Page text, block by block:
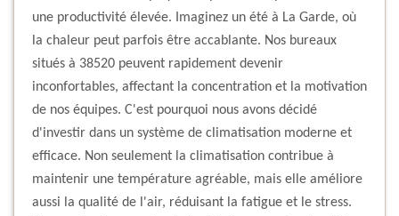
une productivité élevée. Imaginez un été à La Garde, où
la chaleur peut parfois être accablante. Nos bureaux
situés à 38520 peuvent rapidement devenir
inconfortables, affectant la concentration et la motivation
de nos équipes. C'est pourquoi nous avons décidé
d'investir dans un système de climatisation moderne et
efficace. Non seulement la climatisation contribue à
maintenir une température agréable, mais elle améliore
aussi la qualité de l'air, réduisant la fatigue et le stress.